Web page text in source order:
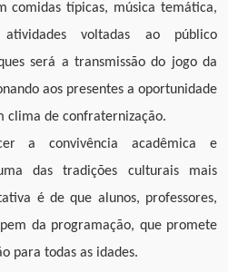
comidas típicas, música temática,
voltadas ao público
será a transmissão do jogo da
aos presentes a oportunidade
clima de confraternização.
a convivência acadêmica e
das tradições culturais mais
é de que alunos, professores,
da programação, que promete
para todas as idades.